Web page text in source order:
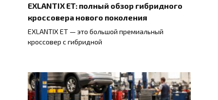
EXLANTIX ET: полный обзор гибридного
кроссовера нового поколения
EXLANTIX ET — это большой премиальный
кроссовер с гибридной